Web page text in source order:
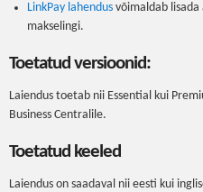
LinkPay lahendus võimaldab
makselingi.
Toetatud versioonid:
Laiendus toetab nii Essential kui
Business Centralile.
Toetatud keeled
Laiendus on saadaval nii eesti kui